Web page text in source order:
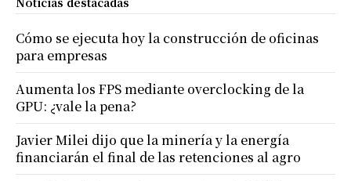
Cómo se ejecuta hoy la construcción de oficinas
para empresas
Aumenta los FPS mediante overclocking de la
GPU: ¿vale la pena?
Javier Milei dijo que la minería y la energía
financiarán el final de las retenciones al agro